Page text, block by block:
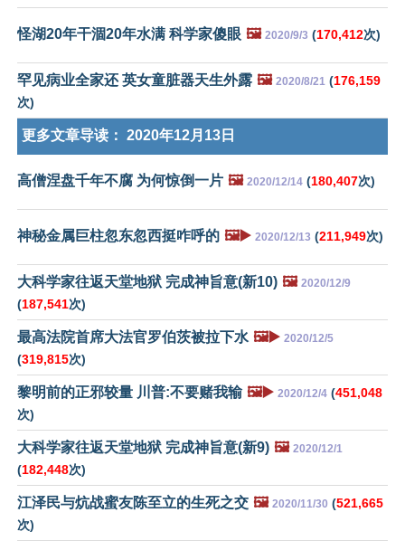
怪湖20年干涸20年水满 科学家傻眼 🖼️ 2020/9/3 (170,412次)
罕见病业全家还 英女童脏器天生外露 🖼️ 2020/8/21 (176,159
次)
更多文章导读： 2020年12月13日
高僧涅盘千年不腐 为何惊倒一片 🖼️ 2020/12/14 (180,407次)
神秘金属巨柱忽东忽西挺咋呼的 🖼️▶️ 2020/12/13 (211,949次)
大科学家往返天堂地狱 完成神旨意(新10) 🖼️ 2020/12/9
(187,541次)
最高法院首席大法官罗伯茨被拉下水 🖼️▶️ 2020/12/5
(319,815次)
黎明前的正邪较量 川普:不要赌我输 🖼️▶️ 2020/12/4 (451,048
次)
大科学家往返天堂地狱 完成神旨意(新9) 🖼️ 2020/12/1
(182,448次)
江泽民与炕战蜜友陈至立的生死之交 🖼️ 2020/11/30 (521,665
次)